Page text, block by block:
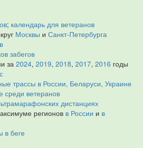
; календарь для ветеранов
Москвы и Санкт-Петербурга
забегов
за 2024, 2019, 2018, 2017, 2016 годы
трассы в России, Беларуси, Украине
среди ветеранов
дистанциях
регионов в России и в
в беге